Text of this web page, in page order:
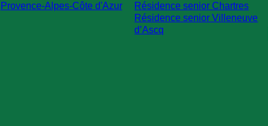
Provence-Alpes-Côte d'Azur
Résidence senior Chartres
Résidence senior Villeneuve
d’Ascq